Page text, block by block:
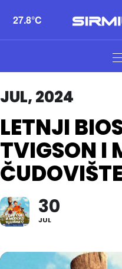
27.8°C
JUL, 2024
LETNJI
TVIGSON I
ČUDOVIŠTE
30
JUL